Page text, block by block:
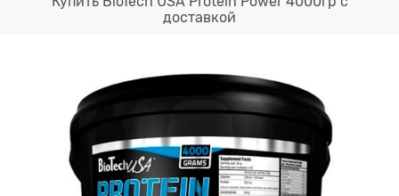
доставкой